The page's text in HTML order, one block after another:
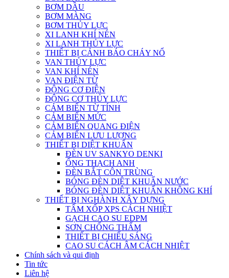
BƠM DẦU
BƠM MÀNG
BƠM THỦY LỰC
XI LANH KHÍ NÉN
XI LANH THỦY LỰC
THIẾT BỊ CẢNH BÁO CHÁY NỔ
VAN THỦY LỰC
VAN KHÍ NÉN
VAN ĐIỆN TỪ
ĐỘNG CƠ ĐIỆN
ĐỘNG CƠ THỦY LỰC
CẢM BIẾN TỪ TÍNH
CẢM BIẾN MỨC
CẢM BIẾN QUANG ĐIỆN
CẢM BIẾN LƯU LƯỢNG
THIẾT BỊ DIỆT KHUẨN
ĐÈN UV SANKYO DENKI
ỐNG THẠCH ANH
ĐÈN BẮT CÔN TRÙNG
BÓNG ĐÈN DIỆT KHUẨN NƯỚC
BÓNG ĐÈN DIỆT KHUẨN KHÔNG KHÍ
THIẾT BỊ NGHÀNH XÂY DỰNG
TẤM XỐP XPS CÁCH NHIỆT
GẠCH CAO SU EDPM
SƠN CHỐNG THẤM
THIẾT BỊ CHIẾU SÁNG
CAO SU CÁCH ÂM CÁCH NHIỆT
Chính sách và qui định
Tin tức
Liên hệ